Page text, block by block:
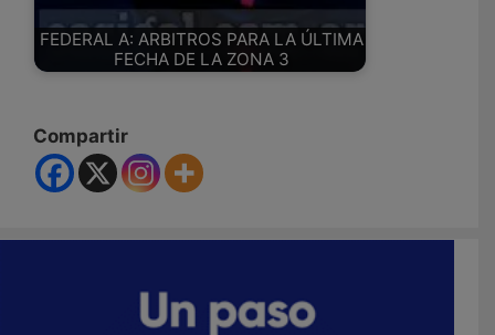
FEDERAL A: ARBITROS PARA LA ÚLTIMA
FECHA DE LA ZONA 3
Compartir